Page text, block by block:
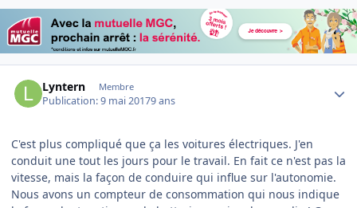
Lyntern Membre
Publication:9 mai 20179 ans
C'est plus compliqué que ça les voitures électriques. J'en
conduit une tout les jours pour le travail. En fait ce n'est pas la
vitesse, mais la façon de conduire qui influe sur l'autonomie.
Nous avons un compteur de consommation qui nous indique